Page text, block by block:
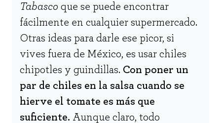
Tabasco que se puede encontrar
fácilmente en cualquier supermercado.
Otras ideas para darle ese picor, si
vives fuera de México, es usar chiles
chipotles y guindillas. Con poner un
par de chiles en la salsa cuando se
hierve el tomate es más que
suficiente. Aunque claro, todo